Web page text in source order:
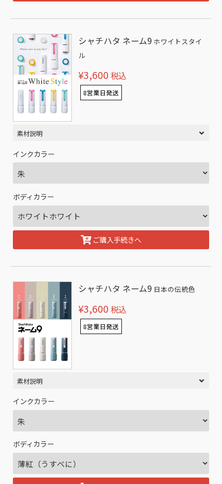
シャチハタ ネーム9 ホワイトスタイ
ル
¥3,600 税込
8営業日発送
素材説明
インクカラー
ボディカラー
ご購入手続きへ
シャチハタ ネーム9 日本の伝統色
¥3,600 税込
8営業日発送
素材説明
インクカラー
ボディカラー